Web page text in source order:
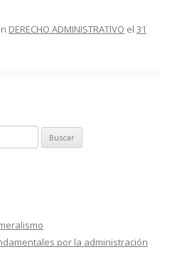
DERECHO ADMINISTRATIVO el 31
por la administración